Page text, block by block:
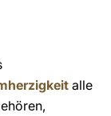
alle